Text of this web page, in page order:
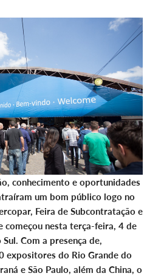
conhecimento e oportunidades
um bom público logo no
Feira de Subcontratação e
começou nesta terça-feira, 4 de
Com a presença de,
expositores do Rio Grande do
e São Paulo, além da China, o